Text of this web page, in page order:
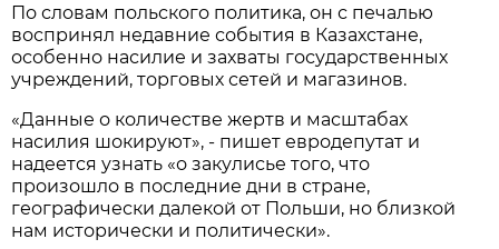
По словам польского политика, он с печалью
воспринял недавние события в Казахстане,
особенно насилие и захваты государственных
учреждений, торговых сетей и магазинов.
«Данные о количестве жертв и масштабах
насилия шокируют», - пишет евродепутат и
надеется узнать «о закулисье того, что
произошло в последние дни в стране,
географически далекой от Польши, но близкой
нам исторически и политически».